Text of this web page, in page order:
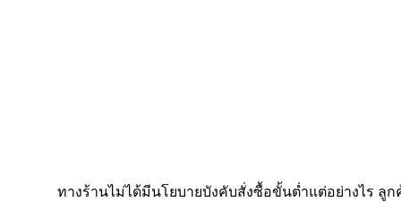
ทางร้านไม่ได้มีนโยบายบังคับสั่งซื้อขั้นต่ำแต่อย่างไร ลู